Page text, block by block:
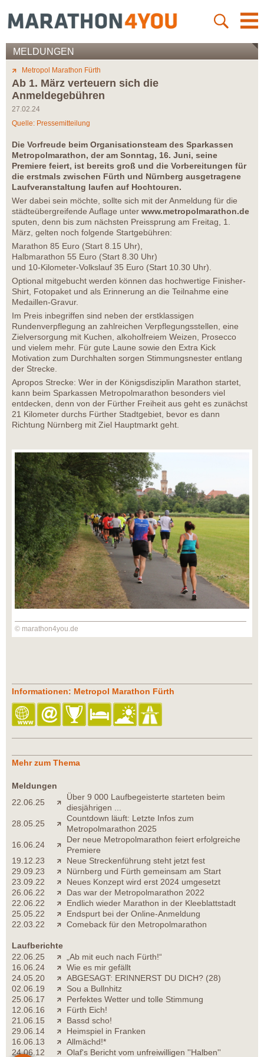
MELDUNGEN
Metropol Marathon Fürth
Ab 1. März verteuern sich die
Anmeldegebühren
27.02.24
Quelle: Pressemitteilung
Die Vorfreude beim Organisationsteam des Sparkassen
Metropolmarathon, der am Sonntag, 16. Juni, seine
Premiere feiert, ist bereits groß und die Vorbereitungen für
die erstmals zwischen Fürth und Nürnberg ausgetragene
Laufveranstaltung laufen auf Hochtouren.
Wer dabei sein möchte, sollte sich mit der Anmeldung für die
städteübergreifende Auflage unter www.metropolmarathon.de
sputen, denn bis zum nächsten Preissprung am Freitag, 1.
März, gelten noch folgende Startgebühren:
Marathon 85 Euro (Start 8.15 Uhr),
Halbmarathon 55 Euro (Start 8.30 Uhr)
und 10-Kilometer-Volkslauf 35 Euro (Start 10.30 Uhr).
Optional mitgebucht werden können das hochwertige Finisher-
Shirt, Fotopaket und als Erinnerung an die Teilnahme eine
Medaillen-Gravur.
Im Preis inbegriffen sind neben der erstklassigen
Rundenverpflegung an zahlreichen Verpflegungsstellen, eine
Zielversorgung mit Kuchen, alkoholfreiem Weizen, Prosecco
und vielem mehr. Für gute Laune sowie den Extra Kick
Motivation zum Durchhalten sorgen Stimmungsnester entlang
der Strecke.
Apropos Strecke: Wer in der Königsdisziplin Marathon startet,
kann beim Sparkassen Metropolmarathon besonders viel
entdecken, denn von der Fürther Freiheit aus geht es zunächst
21 Kilometer durchs Fürther Stadtgebiet, bevor es dann
Richtung Nürnberg mit Ziel Hauptmarkt geht.
© marathon4you.de
Informationen: Metropol Marathon Fürth
Mehr zum Thema
Meldungen
22.06.25
Über 9 000 Laufbegeisterte starteten beim
diesjährigen ...
28.05.25
Countdown läuft: Letzte Infos zum
Metropolmarathon 2025
16.06.24
Der neue Metropolmarathon feiert erfolgreiche
Premiere
19.12.23
Neue Streckenführung steht jetzt fest
29.09.23
Nürnberg und Fürth gemeinsam am Start
23.09.22
Neues Konzept wird erst 2024 umgesetzt
26.06.22
Das war der Metropolmarathon 2022
22.06.22
Endlich wieder Marathon in der Kleeblattstadt
25.05.22
Endspurt bei der Online-Anmeldung
22.03.22
Comeback für den Metropolmarathon
Laufberichte
22.06.25
„Ab mit euch nach Fürth!“
16.06.24
Wie es mir gefällt
24.05.20
ABGESAGT: ERINNERST DU DICH? (28)
02.06.19
Sou a Bullnhitz
25.06.17
Perfektes Wetter und tolle Stimmung
12.06.16
Fürth Eich!
21.06.15
Bassd scho!
29.06.14
Heimspiel in Franken
16.06.13
Allmächd!*
24.06.12
Olaf's Bericht vom unfreiwilligen ''Halben''